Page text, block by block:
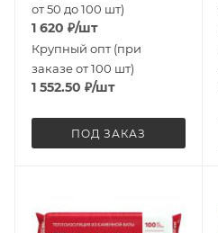
от 50 до 100 шт)
1 620 ₽/шт
Крупный опт (при
заказе от 100 шт)
1 552.50 ₽/шт
ПОД ЗАКАЗ